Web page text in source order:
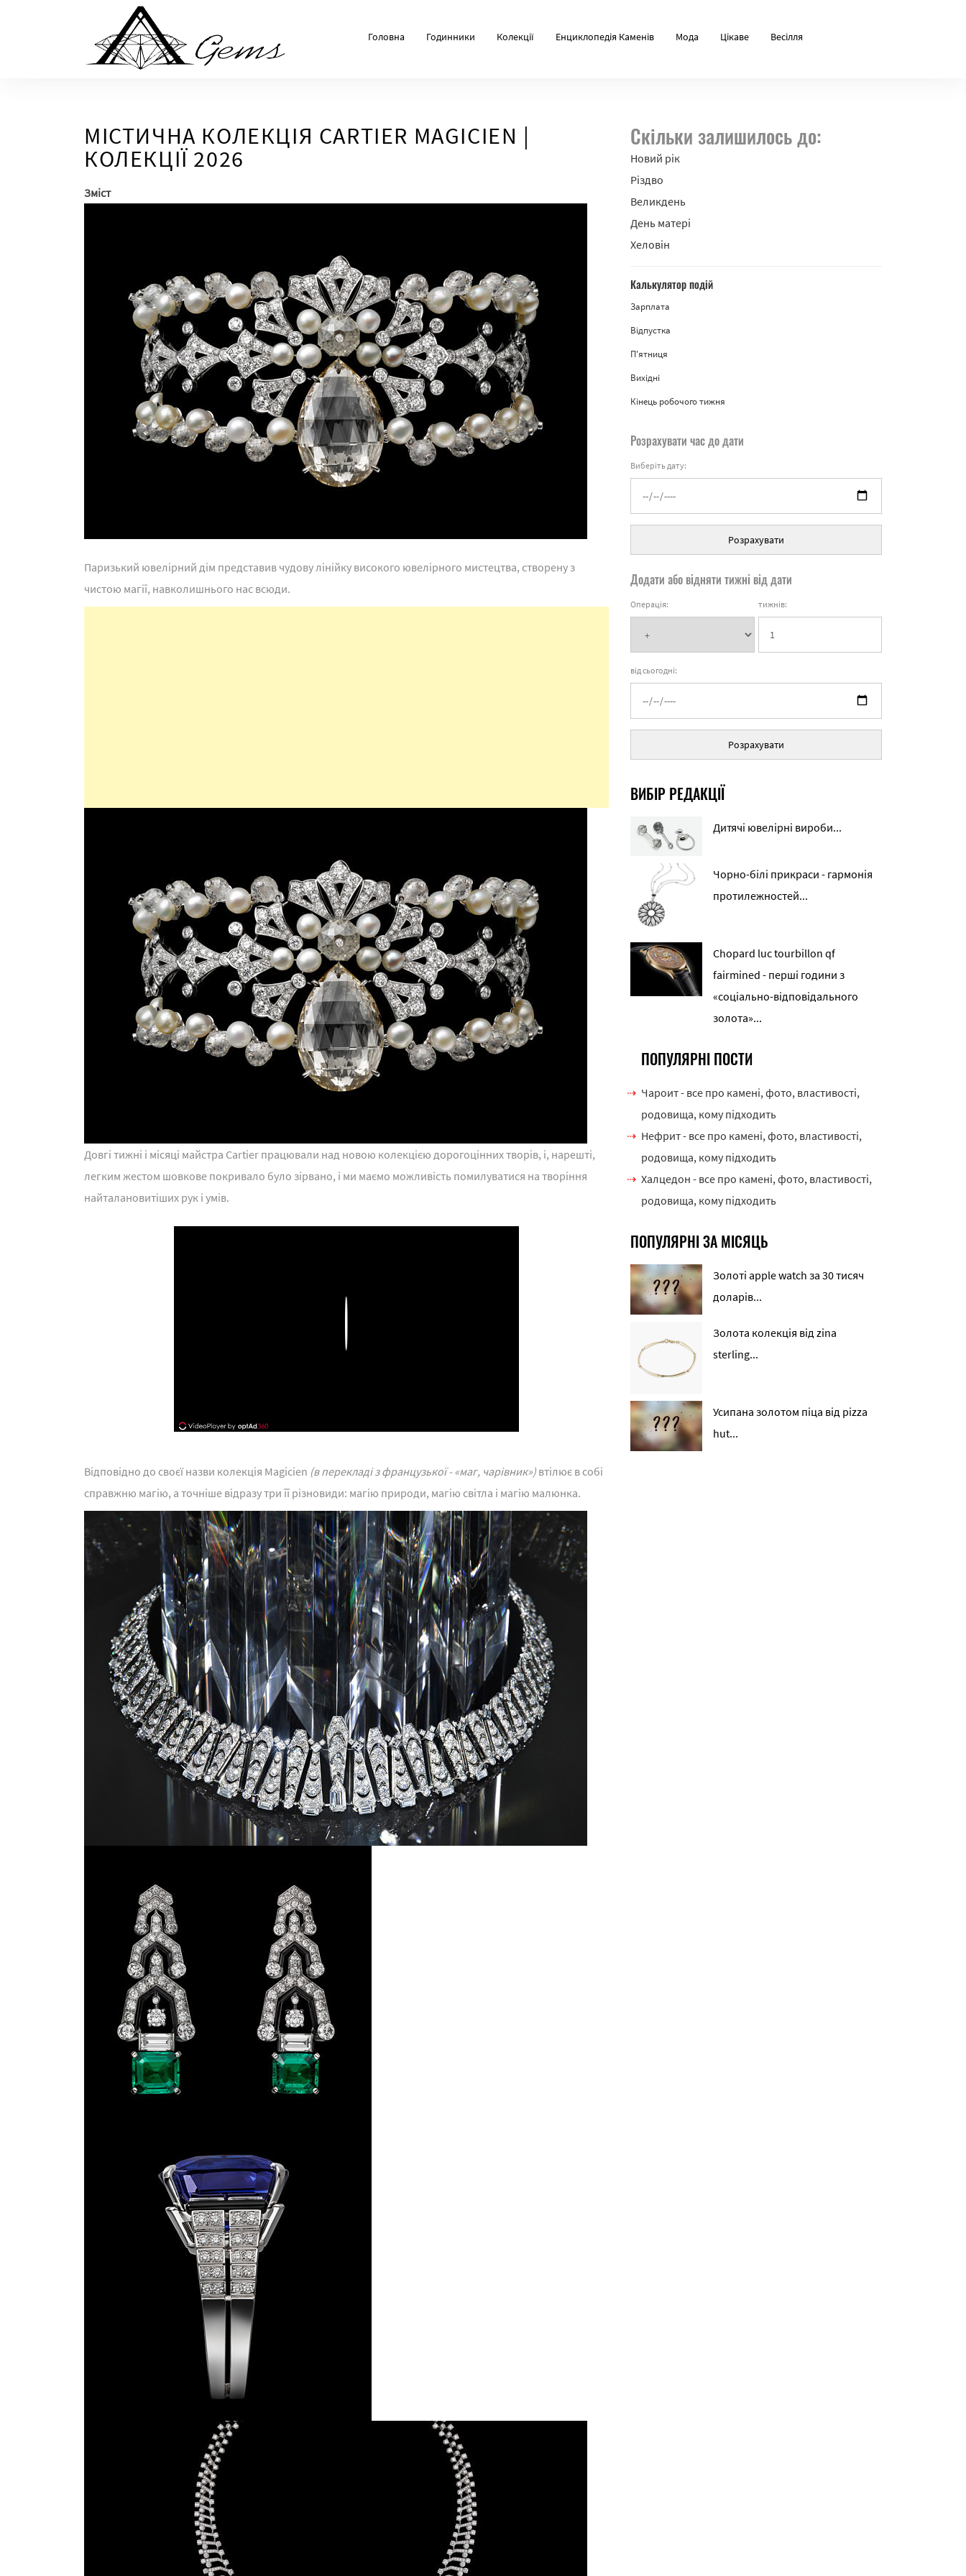
Головна Годинники Колекції Енциклопедія Каменів Мода Цікаве Весілля
МІСТИЧНА КОЛЕКЦІЯ CARTIER MAGICIEN |
КОЛЕКЦІЇ 2026
Зміст
Паризький ювелірний дім представив чудову лінійку високого ювелірного мистецтва, створену з
чистою магії, навколишнього нас всюди.
Довгі тижні і місяці майстра Cartier працювали над новою колекцією дорогоцінних творів, і, нарешті,
легким жестом шовкове покривало було зірвано, і ми маємо можливість помилуватися на творіння
найталановитіших рук і умів.
Відповідно до своєї назви колекція Magicien (в перекладі з французької - «маг, чарівник») втілює в собі
справжню магію, а точніше відразу три її різновиди: магію природи, магію світла і магію малюнка.
Скільки залишилось до:
Новий рік
Різдво
Великдень
День матері
Хеловін
Калькулятор подій
Зарплата
Відпустка
П'ятниця
Вихідні
Кінець робочого тижня
Розрахувати час до дати
Виберіть дату:
Розрахувати
Додати або відняти тижні від дати
Операція: тижнів:
від сьогодні:
Розрахувати
ВИБІР РЕДАКЦІЇ
Дитячі ювелірні вироби...
Чорно-білі прикраси - гармонія
протилежностей...
Chopard luc tourbillon qf
fairmined - перші години з
«соціально-відповідального
золота»...
ПОПУЛЯРНІ ПОСТИ
Чароит - все про камені, фото, властивості,
родовища, кому підходить
Нефрит - все про камені, фото, властивості,
родовища, кому підходить
Халцедон - все про камені, фото, властивості,
родовища, кому підходить
ПОПУЛЯРНІ ЗА МІСЯЦЬ
Золоті apple watch за 30 тисяч
доларів...
Золота колекція від zina
sterling...
Усипана золотом піца від pizza
hut...